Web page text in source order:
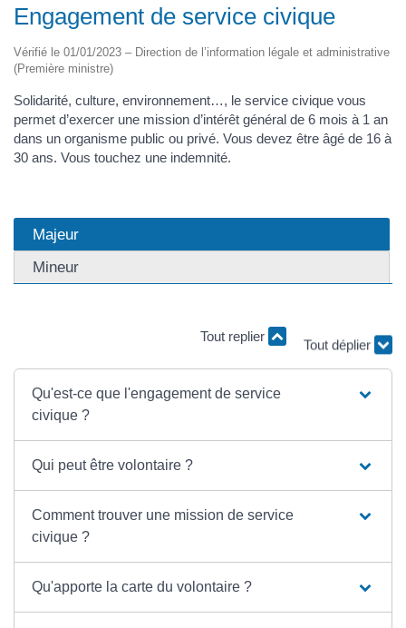
Engagement de service civique
Vérifié le 01/01/2023 – Direction de l’information légale et administrative
(Première ministre)
Solidarité, culture, environnement…, le service civique vous
permet d’exercer une mission d’intérêt général de 6 mois à 1 an
dans un organisme public ou privé. Vous devez être âgé de 16 à
30 ans. Vous touchez une indemnité.
Majeur
Mineur
Tout replier
Tout déplier
Qu'est-ce que l'engagement de service
civique ?
Qui peut être volontaire ?
Comment trouver une mission de service
civique ?
Qu'apporte la carte du volontaire ?